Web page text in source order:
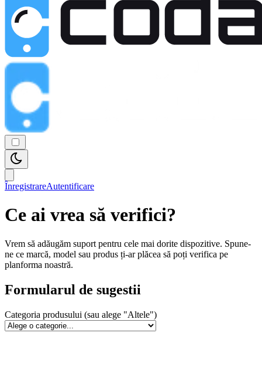
ÎnregistrareAutentificare
Ce ai vrea să verifici?
Vrem să adăugăm suport pentru cele mai dorite dispozitive. Spune-
ne ce marcă, model sau produs ți-ar plăcea să poți verifica pe
planforma noastră.
Formularul de sugestii
Categoria produsului (sau alege "Altele")